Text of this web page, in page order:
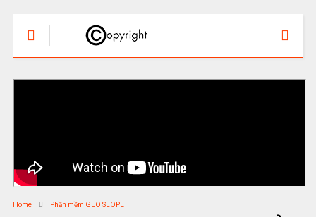
Home Phần mềm GEO SLOPE